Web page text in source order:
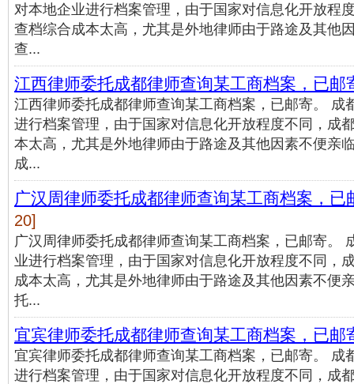
对本地企业进行档案管理，由于国家对信息化开放程
查档综合成本太高，尤其是外地律师由于路途及其他
查...
江西律师委托成都律师查询某工商档案，已
江西律师委托成都律师查询某工商档案，已邮寄。 成
进行档案管理，由于国家对信息化开放程度不同，成
本太高，尤其是外地律师由于路途及其他因素不便亲
成...
广汉周律师委托成都律师查询某工商档案，
20]
广汉周律师委托成都律师查询某工商档案，已邮寄。
业进行档案管理，由于国家对信息化开放程度不同，
成本太高，尤其是外地律师由于路途及其他因素不便
托...
宜宾律师委托成都律师查询某工商档案，已
宜宾律师委托成都律师查询某工商档案，已邮寄。 成
进行档案管理，由于国家对信息化开放程度不同，成